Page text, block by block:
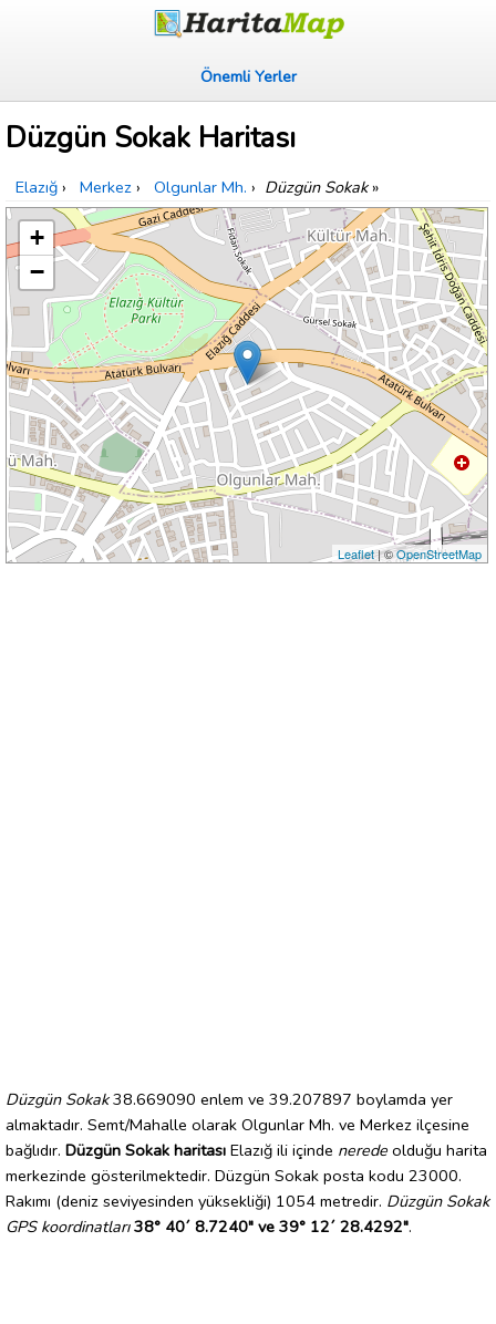
Önemli Yerler
Düzgün Sokak Haritası
Elazığ › Merkez › Olgunlar Mh. › Düzgün Sokak»
+
−
Leaflet| ©OpenStreetMap
Düzgün Sokak38.669090 enlem ve 39.207897 boylamda yer
almaktadır. Semt/Mahalle olarak Olgunlar Mh. ve Merkez ilçesine
bağlıdır. Düzgün Sokak haritası Elazığ ili içinde nerede olduğu harita
merkezinde gösterilmektedir. Düzgün Sokak posta kodu 23000.
Rakımı (deniz seviyesinden yüksekliği) 1054 metredir. Düzgün Sokak
GPS koordinatları 38° 40´ 8.7240" ve 39° 12´ 28.4292".